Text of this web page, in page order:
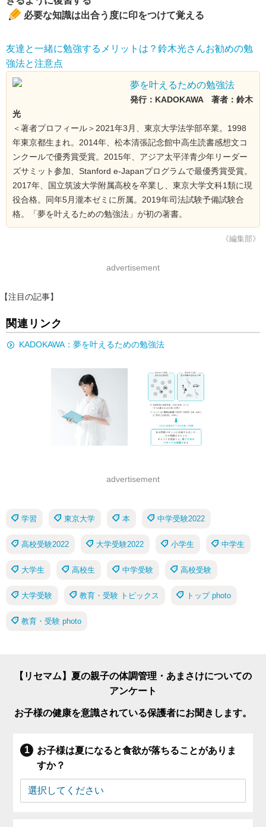
必要な知識は出合う度に印をつけて覚える
友達と一緒に勉強するメリットは？鈴木光さんお勧めの勉
強法と注意点
夢を叶えるための勉強法
発行：KADOKAWA 著者：鈴木
光
＜著者プロフィール＞2021年3月、東京大学法学部卒業。1998
年東京都生まれ。2014年、松本清張記念館中高生読書感想文コ
ンクールで優秀賞受賞。2015年、アジア太平洋青少年リーダー
ズサミット参加、Stanford e‐Japanプログラムで最優秀賞受賞。
2017年、国立筑波大学附属高校を卒業し、東京大学文科1類に現
役合格。同年5月瀧本ゼミに所属。2019年司法試験予備試験合
格。「夢を叶えるための勉強法」が初の著書。
《編集部》
advertisement
【注目の記事】
関連リンク
KADOKAWA：夢を叶えるための勉強法
advertisement
学習 東京大学 本 中学受験2022
高校受験2022 大学受験2022 小学生 中学生
大学生 高校生 中学受験 高校受験
大学受験 教育・受験 トピックス トップ photo
教育・受験 photo
【リセマム】夏の親子の体調管理・あまさけについての
アンケート
お子様の健康を意識されている保護者にお聞きします。
お子様は夏になると食欲が落ちることがありま
すか？